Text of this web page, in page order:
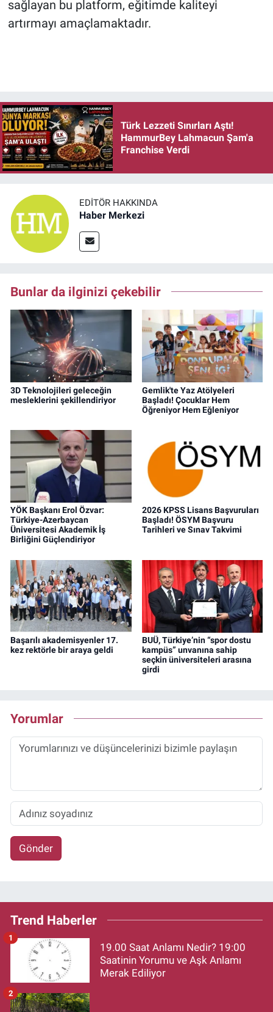
sağlayan bu platform, eğitimde kaliteyi
artırmayı amaçlamaktadır.​
Türk Lezzeti Sınırları Aştı!
HammurBey Lahmacun Şam'a
Franchise Verdi
EDITÖR HAKKINDA
Haber Merkezi
Bunlar da ilginizi çekebilir
3D Teknolojileri geleceğin
mesleklerini şekillendiriyor
Gemlik'te Yaz Atölyeleri
Başladı! Çocuklar Hem
Öğreniyor Hem Eğleniyor
YÖK Başkanı Erol Özvar:
Türkiye-Azerbaycan
Üniversitesi Akademik İş
Birliğini Güçlendiriyor
2026 KPSS Lisans Başvuruları
Başladı! ÖSYM Başvuru
Tarihleri ve Sınav Takvimi
Başarılı akademisyenler 17.
kez rektörle bir araya geldi
BUÜ, Türkiye’nin “spor dostu
kampüs” unvanına sahip
seçkin üniversiteleri arasına
girdi
Yorumlar
Gönder
Trend Haberler
19.00 Saat Anlamı Nedir? 19:00
Saatinin Yorumu ve Aşk Anlamı
Merak Ediliyor
1
2